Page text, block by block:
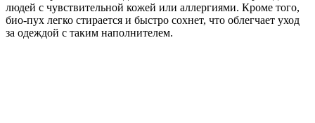
людей с чувствительной кожей или аллергиями. Кроме того,
био-пух легко стирается и быстро сохнет, что облегчает уход
за одеждой с таким наполнителем.